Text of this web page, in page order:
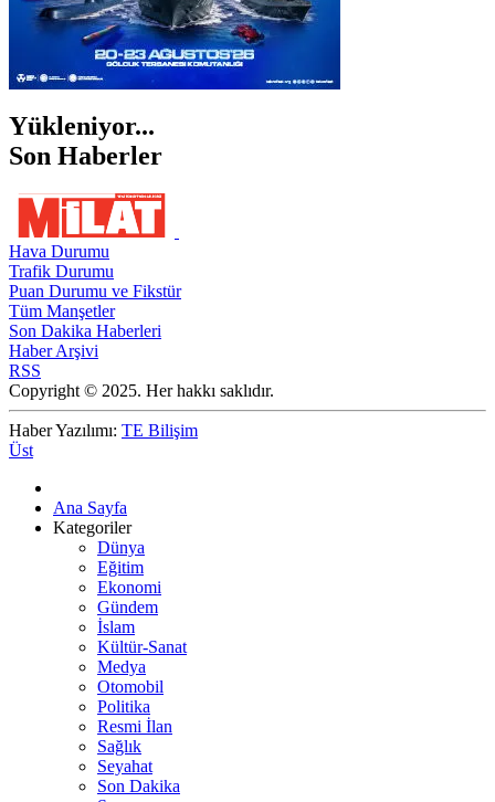
Yükleniyor...
Son Haberler
Hava Durumu
Trafik Durumu
Puan Durumu ve Fikstür
Tüm Manşetler
Son Dakika Haberleri
Haber Arşivi
RSS
Copyright © 2025. Her hakkı saklıdır.
Haber Yazılımı: TE Bilişim
Üst
Ana Sayfa
Kategoriler
Dünya
Eğitim
Ekonomi
Gündem
İslam
Kültür-Sanat
Medya
Otomobil
Politika
Resmi İlan
Sağlık
Seyahat
Son Dakika